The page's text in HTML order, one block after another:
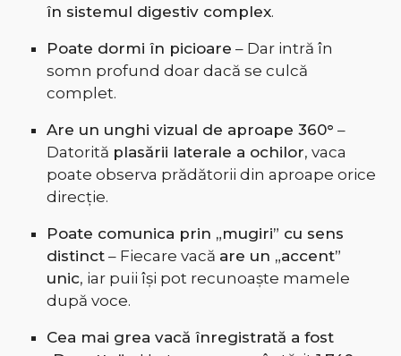
în sistemul digestiv complex.
Poate dormi în picioare – Dar intră în
somn profund doar dacă se culcă
complet.
Are un unghi vizual de aproape 360° –
Datorită plasării laterale a ochilor, vaca
poate observa prădătorii din aproape orice
direcție.
Poate comunica prin „mugiri” cu sens
distinct– Fiecare vacă are un „accent”
unic, iar puii își pot recunoaște mamele
după voce.
Cea mai grea vacă înregistrată a fost